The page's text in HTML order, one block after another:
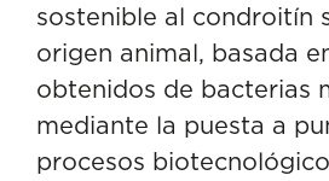
sostenible al condroitín
origen animal, basada
obtenidos de bacterias
mediante la puesta a
procesos